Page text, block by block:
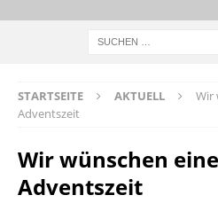
STARTSEITE AKTUELL
Wir
Adventszeit
Wir wünschen
Adventszeit